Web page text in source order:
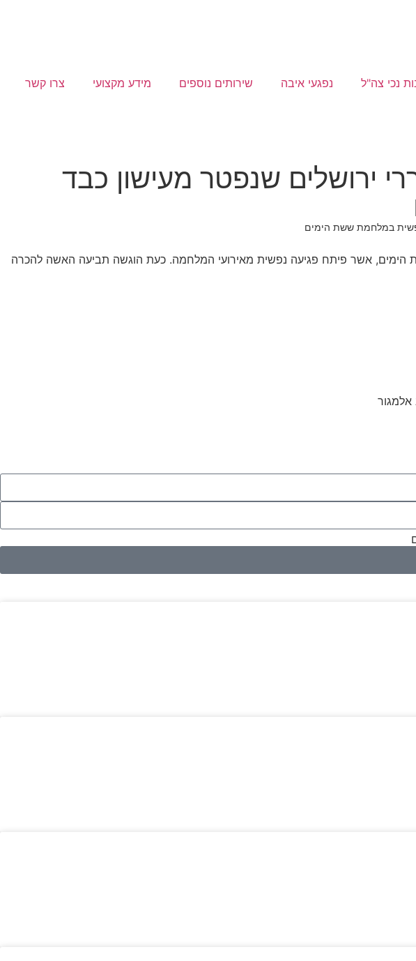
נכי צה"ל נפגעי איבה שירותים נוספים מידע מקצועי צרו קשר
ירושלים שנפטר מעישון כבד
במלחמת ששת הימים
ששת הימים, אשר פיתח פגיעה נפשית מאירועי המלחמה. כעת הוגשה תביעה האשה להכרה